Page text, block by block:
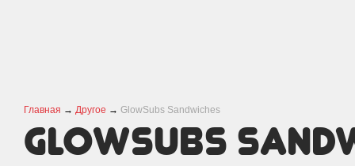
Главная → Другое → GlowSubs Sandwiches
GlowSubs